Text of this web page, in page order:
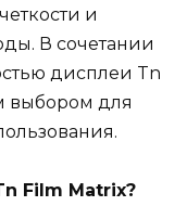
и
В сочетании
дисплеи Tn
выбором для
Film Matrix?